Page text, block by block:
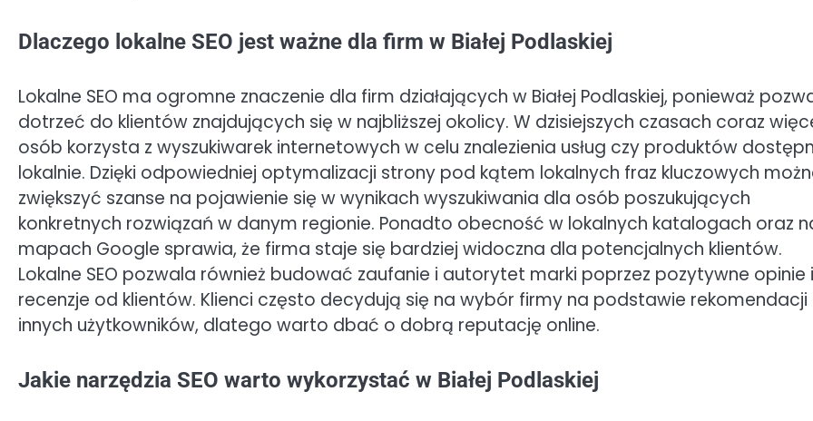
Dlaczego lokalne SEO jest ważne dla firm w Białej Podlaskiej
Lokalne SEO ma ogromne znaczenie dla firm działających w Białej Podlaskiej, ponieważ
dotrzeć do klientów znajdujących się w najbliższej okolicy. W dzisiejszych czasach coraz
osób korzysta z wyszukiwarek internetowych w celu znalezienia usług czy produktów
lokalnie. Dzięki odpowiedniej optymalizacji strony pod kątem lokalnych fraz kluczowych
zwiększyć szanse na pojawienie się w wynikach wyszukiwania dla osób poszukujących
konkretnych rozwiązań w danym regionie. Ponadto obecność w lokalnych katalogach oraz
mapach Google sprawia, że firma staje się bardziej widoczna dla potencjalnych klientów.
Lokalne SEO pozwala również budować zaufanie i autorytet marki poprzez pozytywne opinie i
recenzje od klientów. Klienci często decydują się na wybór firmy na podstawie rekomendacji
innych użytkowników, dlatego warto dbać o dobrą reputację online.
Jakie narzędzia SEO warto wykorzystać w Białej Podlaskiej